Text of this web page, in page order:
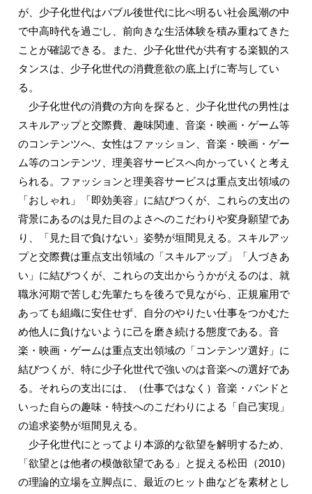
が、少子化世代はバブル後世代に比べ明るい社会風潮の中
で中高時代を過ごし、前向きな生活体験を積み重ねてきた
ことが確認できる。また、少子化世代が共有する楽観的ス
タンスは、少子化世代の消費意欲の底上げに寄与してい
る。
少子化世代の消費の方向を探ると、少子化世代の男性は
スキルアップと交際費、趣味関連、音楽・映画・ゲーム等
のコンテンツへ、女性はファッション、音楽・映画・ゲー
ム等のコンテンツ、理美容サービスへ向かっていくと考え
られる。ファッションと理美容サービスは重点支出領域の
「おしゃれ」「即効美容」に結びつくが、これらの支出の
背景にあるのは見た目のよさへのこだわりや変身願望であ
り、「見た目で負けない」姿勢が垣間見える。スキルアッ
プと交際費は重点支出領域の「スキルアップ」「人づきあ
い」に結びつくが、これらの支出からうかがえるのは、就
職氷河期で苦しむ先輩たちを後ろで見ながら、正規雇用で
あっても組織に安住せず、自分のやりたい仕事をつかむた
め他人に負けないように己を磨き続ける態度である。音
楽・映画・ゲームは重点支出領域の「コンテンツ選好」に
結びつくが、特に少子化世代で強いのは音楽への選好であ
る。それらの支出には、（仕事ではなく）音楽・バンドと
いった自らの趣味・特技へのこだわりによる「自己実現」
の追求姿勢が垣間見える。
少子化世代にとってより本源的な欲望を解明するため、
「欲望とは他者の模倣欲望である」と捉える松田（2010）
の理論的立場を立脚点に、最近のヒット曲などを素材とし